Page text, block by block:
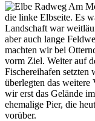
Am
die linke Elbseite. Es
Landschaft war
aber auch lange
machten wir bei
vorm Ziel. Weiter auf
Fischereihafen setzten
überlegten das weitere
wir erst das Gelände
ehemalige Pier, die
vorüber.